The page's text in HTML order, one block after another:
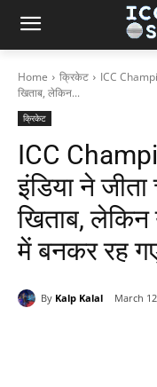
Home क्रिकेट
ICC
खिताब, लेकिन...
क्रिकेट
ICC
इंडिया ने
खिताब, लेकिन
में बनकर रह
By Kalp Kalal March